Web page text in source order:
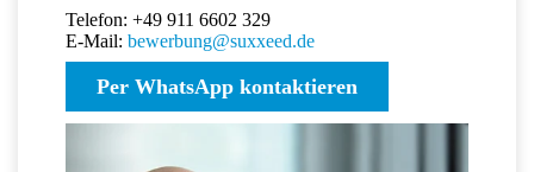
Telefon: +49 911 6602 329
E-Mail: bewerbung@suxxeed.de
Per WhatsApp kontaktieren